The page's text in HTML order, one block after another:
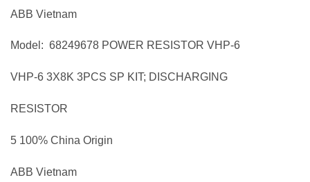
ABB Vietnam
Model: 68249678 POWER RESISTOR VHP-6
VHP-6 3X8K 3PCS SP KIT; DISCHARGING
RESISTOR
5 100% China Origin
ABB Vietnam